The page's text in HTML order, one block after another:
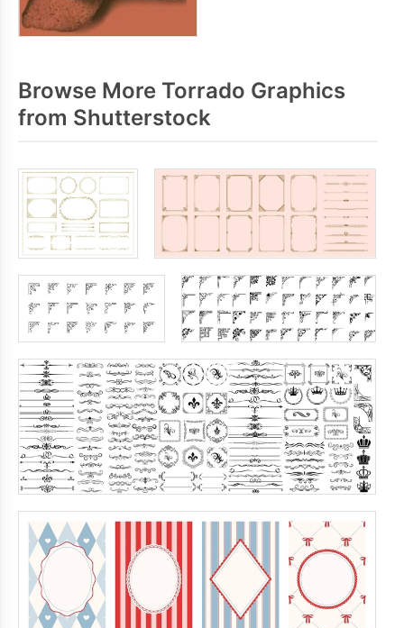
Browse More Torrado Graphics
from Shutterstock